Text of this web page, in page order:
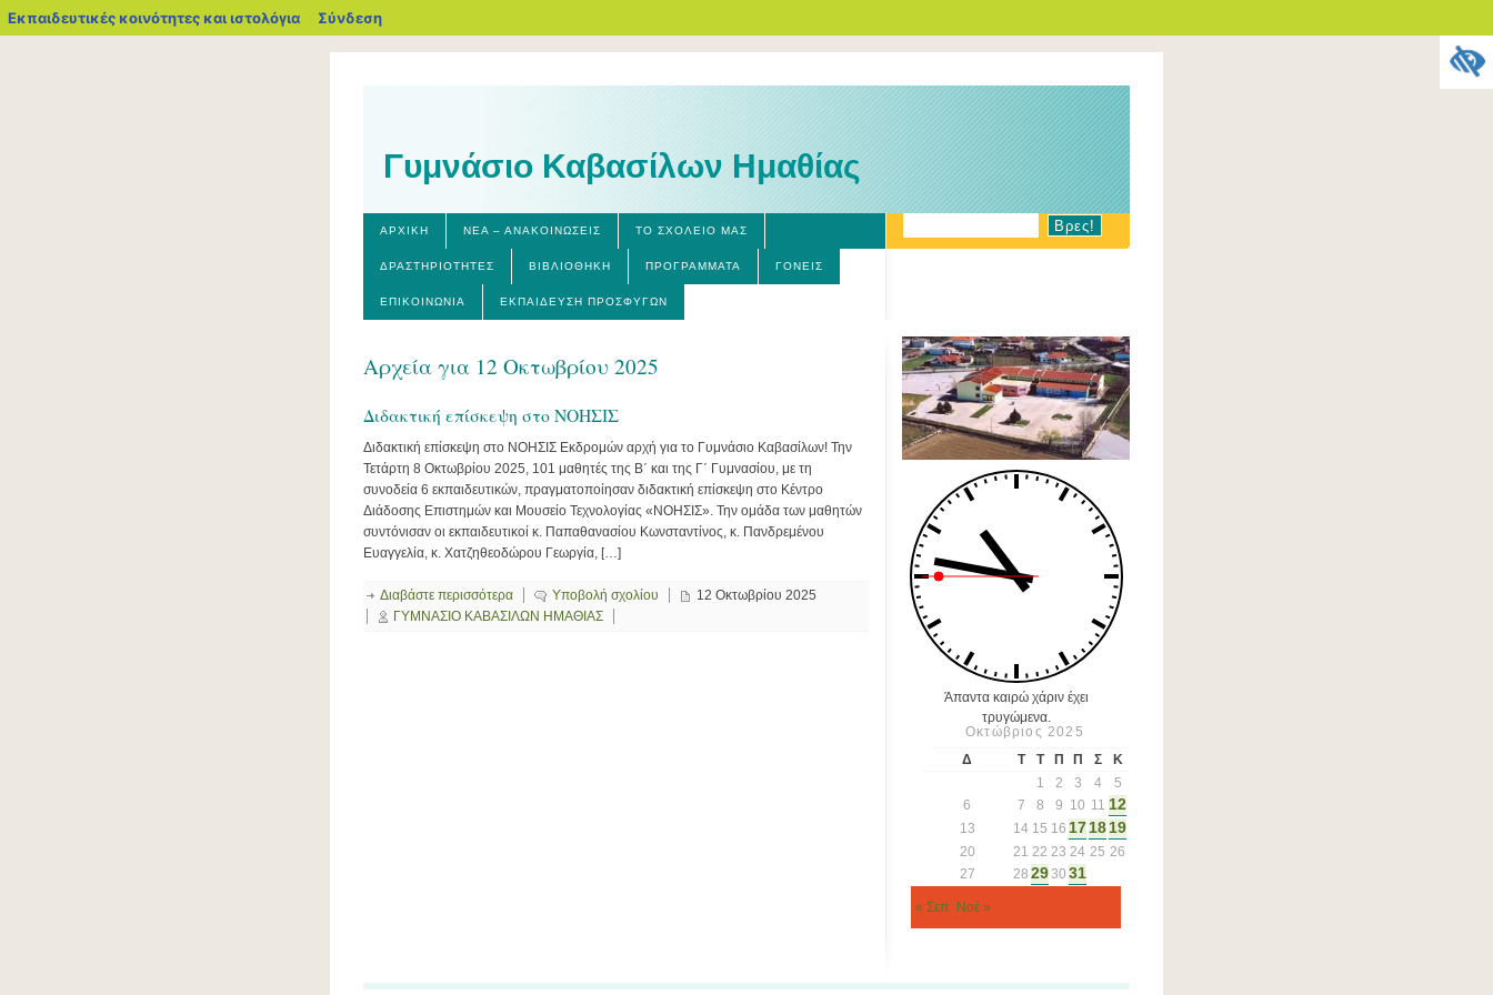
Εκπαιδευτικές κοινότητες και ιστολόγια blogs.sch.gr
Σύνδεση
Γυμνάσιο Καβασίλων Ημαθίας
ΑΡΧΙΚΉ ΝΈΑ – ΑΝΑΚΟΙΝΏΣΕΙΣ ΤΟ ΣΧΟΛΕΊΟ ΜΑΣ
ΔΡΑΣΤΗΡΙΌΤΗΤΕΣ ΒΙΒΛΙΟΘΉΚΗ ΠΡΟΓΡΆΜΜΑΤΑ ΓΟΝΕΊΣ
ΕΠΙΚΟΙΝΩΝΊΑ ΕΚΠΑΊΔΕΥΣΗ ΠΡΟΣΦΎΓΩΝ
Αρχεία για 12 Οκτωβρίου 2025
Διδακτική επίσκεψη στο ΝΟΗΣΙΣ
Διδακτική επίσκεψη στο ΝΟΗΣΙΣ Εκδρομών αρχή για το Γυμνάσιο Καβασίλων! Την
Τετάρτη 8 Οκτωβρίου 2025, 101 μαθητές της Β΄ και της Γ΄ Γυμνασίου, με τη
συνοδεία 6 εκπαιδευτικών, πραγματοποίησαν διδακτική επίσκεψη στο Κέντρο
Διάδοσης Επιστημών και Μουσείο Τεχνολογίας «ΝΟΗΣΙΣ». Την ομάδα των μαθητών
συντόνισαν οι εκπαιδευτικοί κ. Παπαθανασίου Κωνσταντίνος, κ. Πανδρεμένου
Ευαγγελία, κ. Χατζηθεοδώρου Γεωργία, […]
Διαβάστε περισσότερα Υποβολή σχολίου
12 Οκτωβρίου 2025
ΓΥΜΝΑΣΙΟ ΚΑΒΑΣΙΛΩΝ ΗΜΑΘΙΑΣ
Άπαντα καιρώ χάριν έχει
τρυγώμενα.
Οκτώβριος 2025
Δ
Τ Τ Π Π Σ
Κ
1
2 3 4
5
6
7 8 9 10 11 12
13 14 15 16 17 18 19
20 21 22 23 24 25 26
27
28 2930 31
« Σεπ Νοέ »